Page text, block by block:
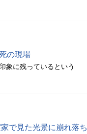
の現場
象に残っているという
で見た光景に崩れ落ち